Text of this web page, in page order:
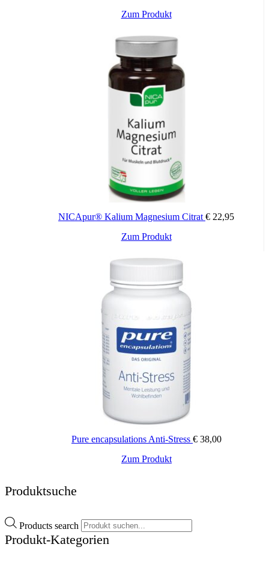
Zentinor hat einen angenehmen Marillengeschmack. Da L-
Wer sollte vermehrt L-Arginin und L-Asparagin einnehmen?
Zu den Menschen, die von einer höheren Einnahme profitieren
Menschen mit Erschöpfungszuständen infolge übermäßiger
Anstrengungen wie Stress oder Sport (Ausdauersportarten)
Menschen, die sich von einer Operation oder Verletzung
Menschen mit erektiler Dysfunktion
Patienten/Patientinnen, die an einer Krebserkrankung leiden
Menschen mit Herzkrankheiten
Nahrungsergänzungsmittel stellen keinen Ersatz für eine
abwechslungsreiche und ausgewogene Ernährung sowie für eine
gesunde Lebensweise dar. Die angegebene empfohlene Tagesdosis
nicht überschreiten. Für Kinder unerreichbar aufbewahren.
Zum Produkt
NICApur® Kalium Magnesium Citrat € 22,95
Zum Produkt
Pure encapsulations Anti-Stress € 38,00
Zum Produkt
Produktsuche
Products search
Produkt-Kategorien